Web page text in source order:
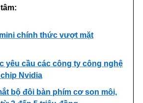
chính thức vượt mặt
yêu cầu các công ty công nghệ
Nvidia
bộ đôi bàn phím cơ son môi,